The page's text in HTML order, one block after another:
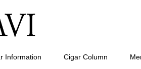
Information Cigar Column